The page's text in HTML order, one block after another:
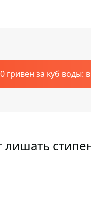
гривен за куб
лишать